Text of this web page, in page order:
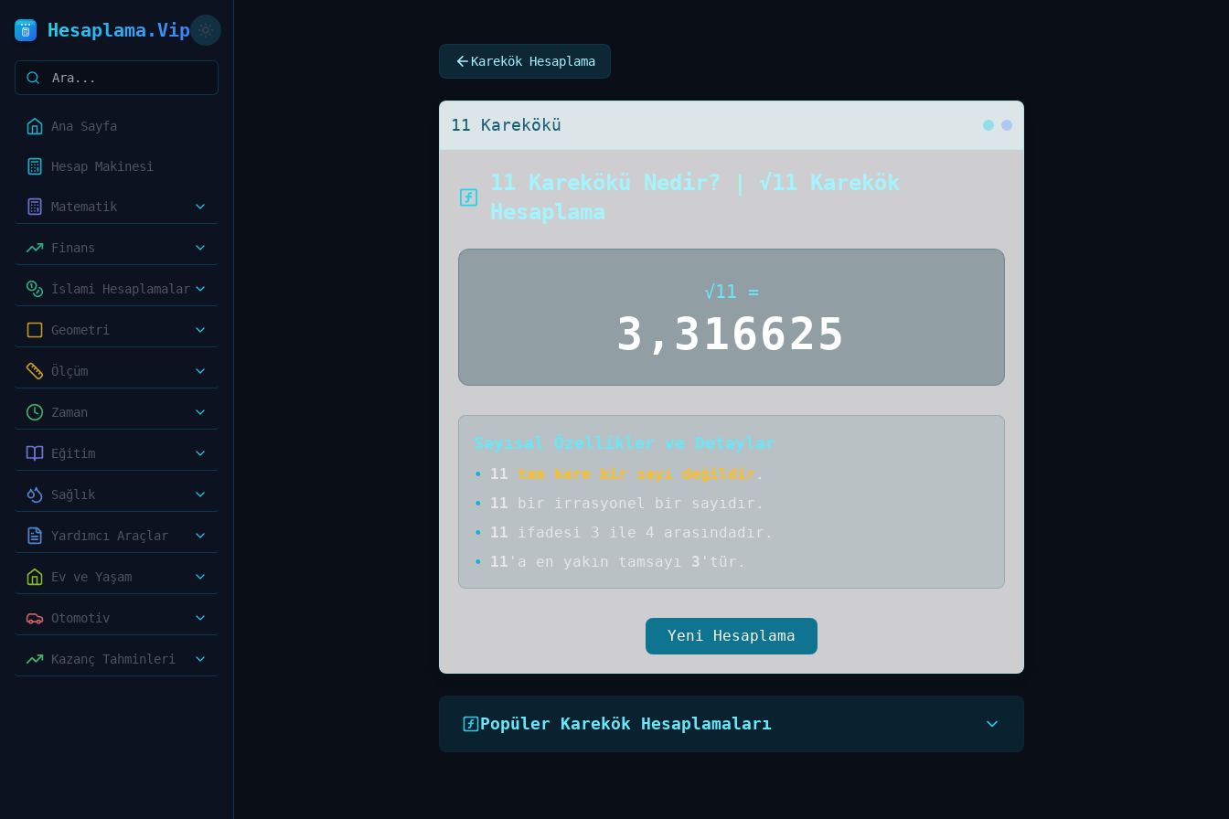
Hesaplama.Vip
Ana Sayfa
Hesap Makinesi
Matematik
Finans
İslami Hesaplamalar
Geometri
Ölçüm
Zaman
Eğitim
Sağlık
Yardımcı Araçlar
Ev ve Yaşam
Otomotiv
Kazanç Tahminleri
Karekök Hesaplama
11 Karekökü
11 Karekökü Nedir? | √11 Karekök
Hesaplama
√11 =
3,316625
Sayısal Özellikler ve Detaylar
• 11 tam kare bir sayı değildir .
•
11 bir irrasyonel bir sayıdır .
•
11
ifadesi 3 ile 4 arasındadır.
•
11 'a en yakın tamsayı 3 'tür.
Yeni Hesaplama
Popüler Karekök Hesaplamaları